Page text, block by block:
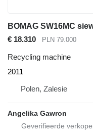
BOMAG SW16MC
€ 18.310
PLN 79.000
Recycling machine
2011
Polen, Zalesie
Angelika Gawron